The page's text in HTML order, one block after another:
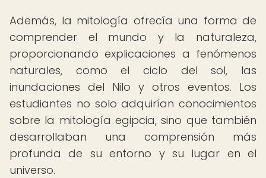
Además, la mitología ofrecía una forma de
comprender el mundo y la naturaleza,
proporcionando explicaciones a fenómenos
naturales, como el ciclo del sol, las
inundaciones del Nilo y otros eventos. Los
estudiantes no solo adquirían conocimientos
sobre la mitología egipcia, sino que también
desarrollaban una comprensión más
profunda de su entorno y su lugar en el
universo.